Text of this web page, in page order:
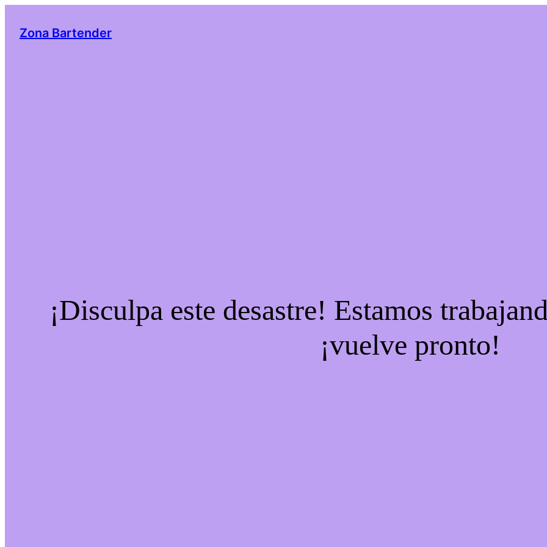
Zona Bartender
¡Disculpa este desastre! Estamos
¡vuelve pronto!